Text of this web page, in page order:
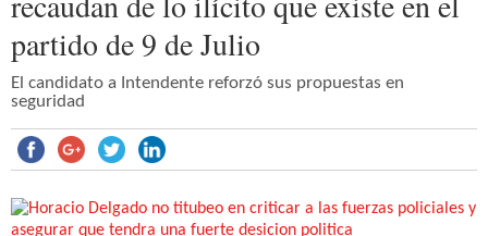
partido de 9 de Julio
El candidato a Intendente reforzó sus propuestas en
seguridad